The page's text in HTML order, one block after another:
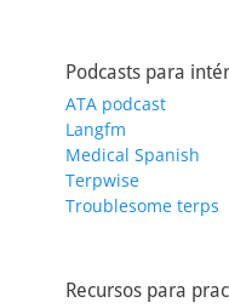
Podcasts para
ATA podcast
Langfm
Medical Spanish
Terpwise
Troublesome terps
Recursos para